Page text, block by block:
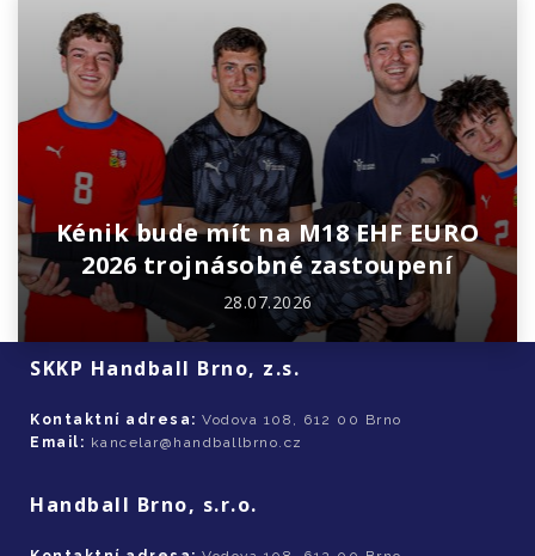
Kénik bude mít na M18 EHF EURO
2026 trojnásobné zastoupení
28.07.2026
SKKP Handball Brno, z.s.
Kontaktní adresa: Vodova 108, 612 00 Brno
Email: kancelar@handballbrno.cz
Handball Brno, s.r.o.